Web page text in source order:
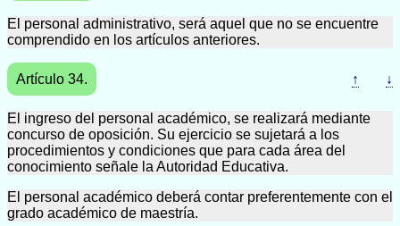
El personal administrativo, será aquel que no se encuentre
comprendido en los artículos anteriores.
Artículo 34. ↑ ↓
El ingreso del personal académico, se realizará mediante
concurso de oposición. Su ejercicio se sujetará a los
procedimientos y condiciones que para cada área del
conocimiento señale la Autoridad Educativa.
El personal académico deberá contar preferentemente con el
grado académico de maestría.